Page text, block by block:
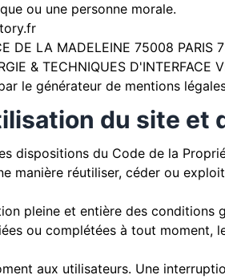
ou une personne morale.
DE LA MADELEINE 75008
& TECHNIQUES D'INTERFACE
le générateur de mentions
du site et
dispositions du Code de la
manière réutiliser, céder ou
pleine et entière des conditions
ou complétées à tout moment,
aux utilisateurs. Une